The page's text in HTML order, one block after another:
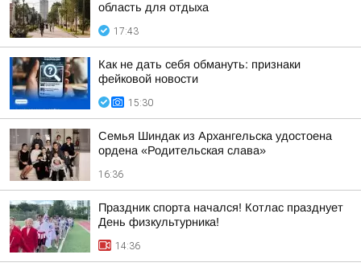
область для отдыха
17:43
Как не дать себя обмануть: признаки
фейковой новости
15:30
Семья Шиндак из Архангельска удостоена
ордена «Родительская слава»
16:36
Праздник спорта начался! Котлас празднует
День физкультурника!
14:36